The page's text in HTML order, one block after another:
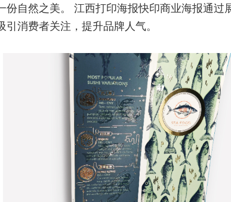
份自然之美。 江西打印海报快印商业海报通过
引消费者关注，提升品牌人气。